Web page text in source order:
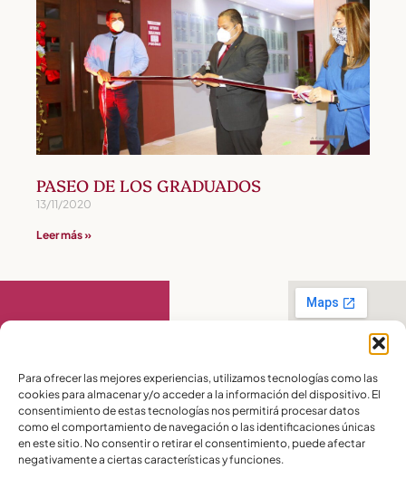
Para ofrecer las mejores experiencias, utilizamos tecnologías como las
cookies para almacenar y/o acceder a la información del dispositivo. El
consentimiento de estas tecnologías nos permitirá procesar datos
como el comportamiento de navegación o las identificaciones únicas
en este sitio. No consentir o retirar el consentimiento, puede afectar
negativamente a ciertas características y funciones.
PASEO DE LOS GRADUADOS
13/11/2020
Leer más »
Contáctanos
PBX:(04) 372 5220
Celular:099 016
2715
Celular:098 580
2370